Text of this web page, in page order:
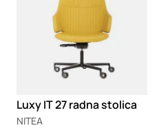
Luxy IT 27 radna stolica
NITEA